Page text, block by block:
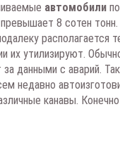
автомобили
8 сотен
их утилизируют.
данными с аварий.
недавно
канавы.